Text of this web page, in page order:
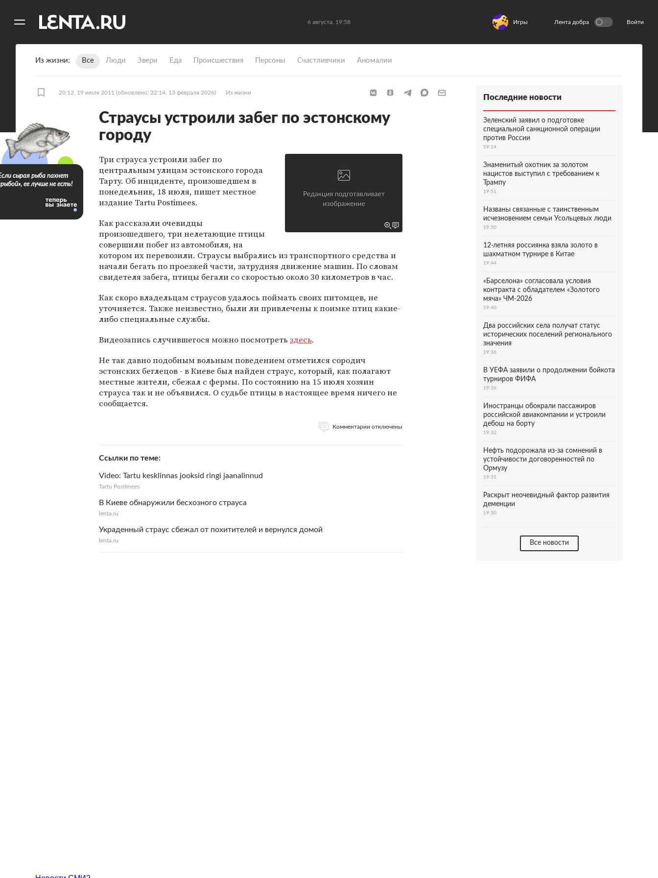
6 августа, 19:58 Игры Лента добра Войти
Из жизни Все Люди Звери Еда Происшествия Персоны Счастливчики Аномалии
20:12, 19 июля 2011 (обновлено: 22:14, 13 февраля 2026) Из жизни
Страусы устроили забег по эстонскому
городу
Три страуса устроили забег по
центральным улицам эстонского города
Тарту. Об инциденте, произошедшем в
понедельник, 18 июля, пишет местное
издание Tartu Postimees.
Как рассказали очевидцы
произошедшего, три нелетающие птицы
совершили побег из автомобиля, на
котором их перевозили. Страусы выбрались из транспортного средства и
начали бегать по проезжей части, затрудняя движение машин. По словам
свидетеля забега, птицы бегали со скоростью около 30 километров в час.
Как скоро владельцам страусов удалось поймать своих питомцев, не
уточняется. Также неизвестно, были ли привлечены к поимке птиц какие-
либо специальные службы.
Видеозапись случившегося можно посмотреть здесь.
Не так давно подобным вольным поведением отметился сородич
эстонских беглецов - в Киеве был найден страус, который, как полагают
местные жители, сбежал с фермы. По состоянию на 15 июля хозяин
страуса так и не объявился. О судьбе птицы в настоящее время ничего не
сообщается.
Комментарии отключены
Ссылки по теме
Video: Tartu kesklinnas jooksid ringi jaanalinnud
Tartu Postimees
В Киеве обнаружили бесхозного страуса
lenta.ru
Украденный страус сбежал от похитителей и вернулся домой
lenta.ru
сырая рыба пахнет
ее лучше не есть!
Последние новости
Зеленский заявил о подготовке
специальной санкционной операции
против России
19:14
Знаменитый охотник за золотом
нацистов выступил с требованием к
Трампу
19:51
Названы связанные с таинственным
исчезновением семьи Усольцевых люди
19:50
12-летняя россиянка взяла золото в
шахматном турнире в Китае
19:44
«Барселона» согласовала условия
контракта с обладателем «Золотого
мяча» ЧМ-2026
19:40
Два российских села получат статус
исторических поселений регионального
значения
19:36
В УЕФА заявили о продолжении бойкота
турниров ФИФА
19:36
Иностранцы обокрали пассажиров
российской авиакомпании и устроили
дебош на борту
19:32
Нефть подорожала из-за сомнений в
устойчивости договоренностей по
Ормузу
19:31
Раскрыт неочевидный фактор развития
деменции
19:30
Все новости